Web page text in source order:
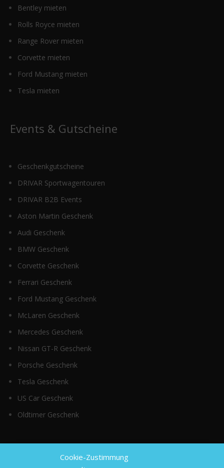
Cookie-Zustimmung
Bentley mieten
Rolls Royce mieten
Range Rover mieten
Corvette mieten
Ford Mustang mieten
Tesla mieten
Events & Gutscheine
Geschenkgutscheine
DRIVAR Sportwagentouren
DRIVAR B2B Events
Aston Martin Geschenk
Audi Geschenk
BMW Geschenk
Corvette Geschenk
Ferrari Geschenk
Ford Mustang Geschenk
McLaren Geschenk
Mercedes Geschenk
Nissan GT-R Geschenk
Porsche Geschenk
Tesla Geschenk
US Car Geschenk
Oldtimer Geschenk
Top Kategorien